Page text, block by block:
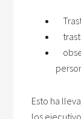
Esto ha